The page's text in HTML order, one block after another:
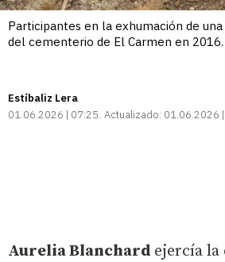
Participantes en la exhumación de
del cementerio de El Carmen en 2016.
Estíbaliz Lera
01.06.2026 | 07:25 Actualizado: 01.06.2026
Aurelia Blanchard ejercía la